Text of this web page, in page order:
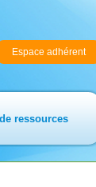
Espace adhérent
ressources